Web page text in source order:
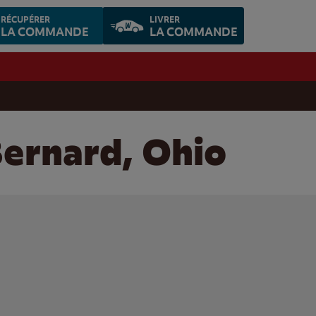
RÉCUPÉRER
LA COMMANDE
LIVRER
LA COMMANDE
Ohio